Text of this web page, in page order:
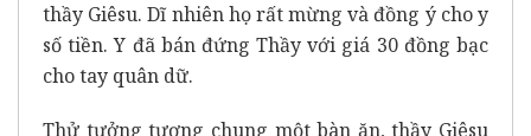
thầy Giêsu. Dĩ nhiên họ rất mừng và đồng ý cho y
số tiền. Y đã bán đứng Thầy với giá 30 đồng bạc
cho tay quân dữ.
Thử tưởng tượng chung một bàn ăn, thầy Giêsu